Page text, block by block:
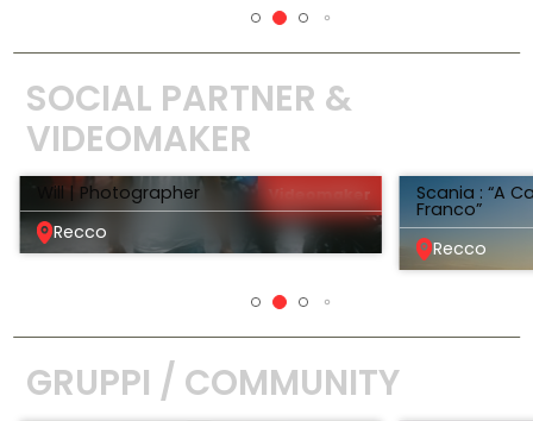
SOCIAL PARTNER &
VIDEOMAKER
Videomaker
Will | Photographer
Recco
Scania : “A
Franco”
Recco
GRUPPI / COMMUNITY